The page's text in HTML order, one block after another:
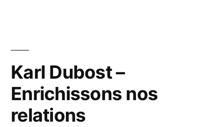
Karl Dubost –
Enrichissons nos
relations